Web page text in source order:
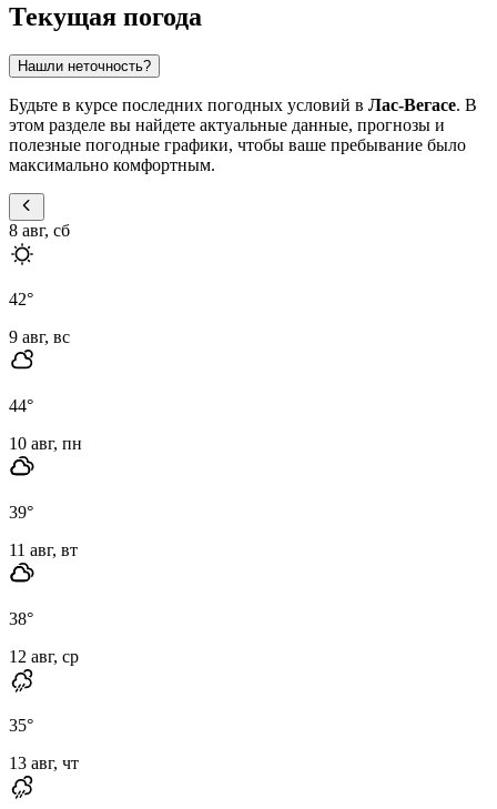
Текущая погода
Нашли неточность?
Будьте в курсе последних погодных условий в Лас-Вегасе. В
этом разделе вы найдете актуальные данные, прогнозы и
полезные погодные графики, чтобы ваше пребывание было
максимально комфортным.
8 авг, сб
42°
9 авг, вс
44°
10 авг, пн
39°
11 авг, вт
38°
12 авг, ср
35°
13 авг, чт